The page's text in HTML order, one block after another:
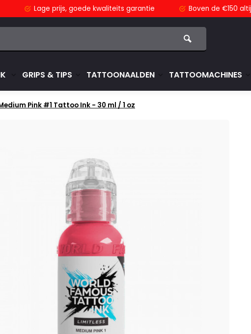
Lage prijs, goede kwaliteits garantie Boven de €150
GRIPS & TIPS TATTOONAALDEN TATTOOMACHINES
Pink #1 Tattoo Ink - 30 ml / 1 oz